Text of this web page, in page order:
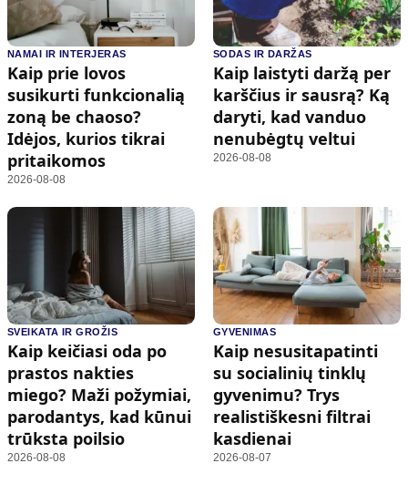
NAMAI IR INTERJERAS
Kaip prie lovos
susikurti funkcionalią
zoną be chaoso?
Idėjos, kurios tikrai
pritaikomos
2026-08-08
SODAS IR DARŽAS
Kaip laistyti daržą per
karščius ir sausrą? Ką
daryti, kad vanduo
nenubėgtų veltui
2026-08-08
SVEIKATA IR GROŽIS
Kaip keičiasi oda po
prastos nakties
miego? Maži požymiai,
parodantys, kad kūnui
trūksta poilsio
2026-08-08
GYVENIMAS
Kaip nesusitapatinti
su socialinių tinklų
gyvenimu? Trys
realistiškesni filtrai
kasdienai
2026-08-07